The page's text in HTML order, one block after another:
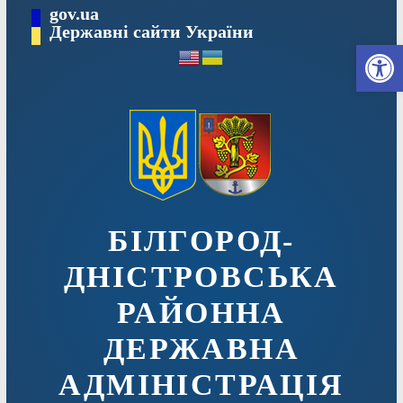
вмісту
gov.ua
Державні сайти України
БІЛГОРОД-
ДНІСТРОВСЬКА
РАЙОННА
ДЕРЖАВНА
АДМІНІСТРАЦІЯ